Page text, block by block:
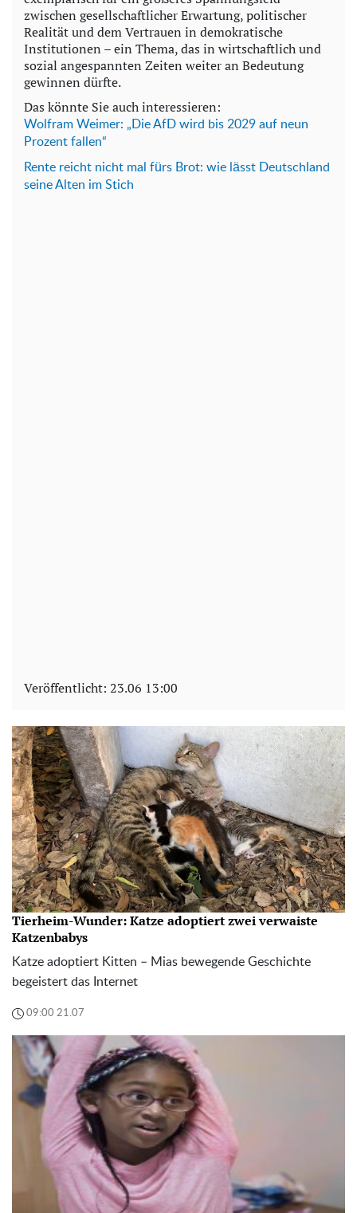
zwischen gesellschaftlicher Erwartung, politischer
Realität und dem Vertrauen in demokratische
Institutionen – ein Thema, das in wirtschaftlich und
sozial angespannten Zeiten weiter an Bedeutung
gewinnen dürfte.
Das könnte Sie auch interessieren:
Wolfram Weimer: „Die AfD wird bis 2029 auf neun
Prozent fallen“
Rente reicht nicht mal fürs Brot: wie lässt Deutschland
seine Alten im Stich
Veröffentlicht: 23.06 13:00
Tierheim-Wunder: Katze adoptiert zwei verwaiste
Katzenbabys
Katze adoptiert Kitten – Mias bewegende Geschichte
begeistert das Internet
09:00 21.07